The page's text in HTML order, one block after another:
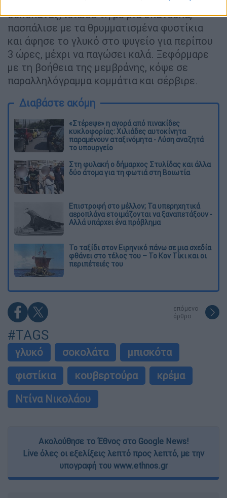
σοκολάτας, ίσιωσέ τη με μια σπάτουλα,
πασπάλισε με τα θρυμματισμένα φυστίκια
και άφησε το γλυκό στο ψυγείο για περίπου
3 ώρες, μέχρι να παγώσει καλά. Ξεφόρμαρε
με τη βοήθεια της μεμβράνης, κόψε σε
παραλληλόγραμμα κομμάτια και σέρβιρε.
Διαβάστε ακόμη
«Στέρεψε» η αγορά από πινακίδες
κυκλοφορίας: Χιλιάδες αυτοκίνητα
παραμένουν αταξινόμητα - Λύση αναζητά
το υπουργείο
Στη φυλακή ο δήμαρχος Στυλίδας και άλλα
δύο άτομα για τη φωτιά στη Βοιωτία
Επιστροφή στο μέλλον; Τα υπερηχητικά
αεροπλάνα ετοιμάζονται να ξαναπετάξουν -
Αλλά υπάρχει ένα πρόβλημα
Το ταξίδι στον Ειρηνικό πάνω σε μια σχεδία
φθάνει στο τέλος του – Το Κον Τίκι και οι
περιπέτειές του
επόμενο
άρθρο
#TAGS
γλυκό σοκολάτα
μπισκότα
φιστίκια
κουβερτούρα
κρέμα
Ντίνα Νικολάου
Ακολούθησε το Έθνος στο Google News!
Live όλες οι εξελίξεις λεπτό προς λεπτό, με την
υπογραφή του www.ethnos.gr